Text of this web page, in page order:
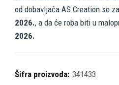
od dobavljača AS Creation se
2026., a da će roba biti u
2026.
Šifra proizvoda: 341433